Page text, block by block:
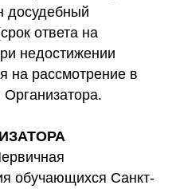
досудебный
ответа на
недостижении
на рассмотрение в
обучающихся Санкт-